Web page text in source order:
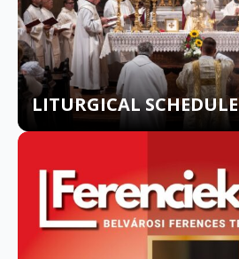
LITURGICAL SCHEDULE